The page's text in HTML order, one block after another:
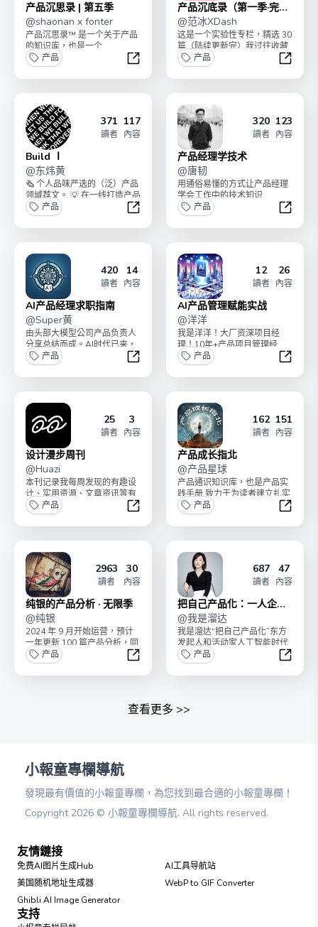
产品沉思录 | 第五季
@shaonan x fonter
产品沉思录™ 是一个关于产品
的知识库，也是一个
Newsletter （邮件组），始于
2017 年...
产品
产品沉思录 | 第五季
产品沉底录（第一季·完
结）
@范冰XDash
这是一个实验性专栏，精选 30
篇（陆续更新完）我过往收藏
的【中外明星产品 / 项目 / 公司
的商业...
产品
产品
371
讀者
117
內容
Build Ⅰ
@东炜黄
🗞 个人品味严选的（泛）产品
领域荐文。 💡 在一线打造产品
的好奇、观察、思索。Build
Ⅱ ...
产品
Build Ⅰ
320
讀者
123
內容
产品经理学技术
@唐韧
用通俗易懂的方式让产品经理
学会工作中的技术知识
产品
产品
420
讀者
14
內容
AI产品经理求职指南
@Super黄
由头部大模型公司产品负责人
分享总结而成。AI时代已来，
抓紧上船！内容已完结，共
8000余字。后续可能...
产品
AI产品经理求职指南
12
讀者
26
內容
AI产品管理赋能实战
@洋洋
我是洋洋！大厂资深项目经
理！10年+产品项目管理经
验！🌟 触摸AI时代风口！学习
AI前沿领域！掌握...
产品
AI产
25
讀者
3
內容
设计漫步周刊
@Huazi
本刊记录我每周发现的有趣设
计、实用资源、文章资讯等有
关设计的一切。希望每周我眼
中的设计也可以帮助到你...
产品
设计漫步周刊
162
讀者
151
內容
产品成长指北
@产品星球
产品通识知识库，也是产品实
践手册 致力于为读者建立扎实
的产品基本功
产品
产品
2963
讀者
30
內容
纯银的产品分析 · 无限季
@纯银
2024 年 9 月开始运营，预计
一年更新 100 篇产品分析，同
时赠送之前的一二三四五六七
季。
产品
纯银的产品分析 · 无限季
687
讀者
47
內容
把自己产品化：一人企业 |
溜达
@我是溜达
我是溜达“把自己产品化”东方
发起人和活动家人工智能时代
最佳生存法则：把自己产品化
过上你喜欢、你擅长、...
产品
把自
查看更多 >>
小報童專欄導航
發現最有價值的小報童專欄，為您找到最合適的小報童專欄！
Copyright 2026 © 小報童專欄導航. All rights reserved.
友情鏈接
免费AI图片生成Hub
AI工具导航站
美国随机地址生成器
WebP to GIF Converter
Ghibli AI Image Generator
支持